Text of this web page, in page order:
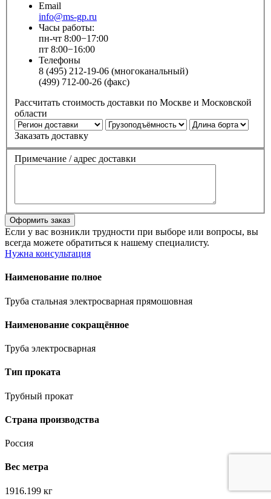
Email
info@ms-gp.ru
Часы работы:
пн-чт 8:00−17:00
пт 8:00−16:00
Телефоны
8 (495) 212-19-06 (многоканальный)
(499) 712-00-26 (факс)
Рассчитать стоимость доставки по Москве и Московской
области
Заказать доставку
Примечание / адрес доставки
Если у вас возникли трудности при выборе или вопросы, вы
всегда можете обратиться к нашему специалисту.
Нужна консультация
Наименование полное
Труба стальная электросварная прямошовная
Наименование сокращённое
Труба электросварная
Тип проката
Трубный прокат
Страна производства
Россия
Вес метра
1916.199 кг